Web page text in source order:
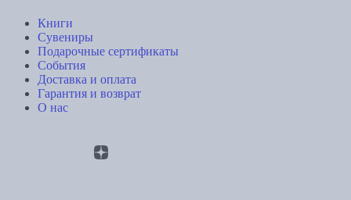
Книги
Сувениры
Подарочные сертификаты
События
Доставка и оплата
Гарантия и возврат
О нас